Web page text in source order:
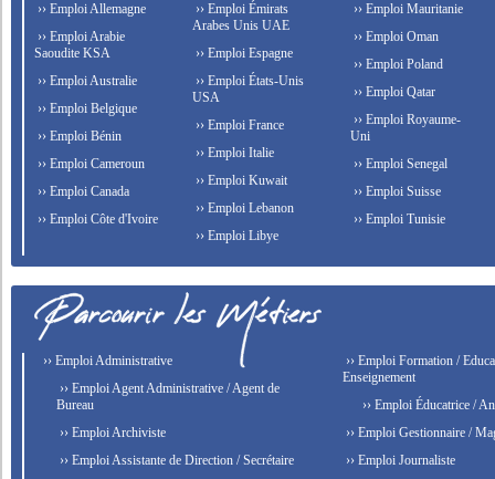
›› Emploi Allemagne
›› Emploi Arabie
Saoudite KSA
›› Emploi Australie
›› Emploi Belgique
›› Emploi Bénin
›› Emploi Cameroun
›› Emploi Canada
›› Emploi Côte d'Ivoire
›› Emploi Émirats
Arabes Unis UAE
›› Emploi Espagne
›› Emploi États-Unis
USA
›› Emploi France
›› Emploi Italie
›› Emploi Kuwait
›› Emploi Lebanon
›› Emploi Libye
›› Emploi Mauritanie
›› Emploi Oman
›› Emploi Poland
›› Emploi Qatar
›› Emploi Royaume-
Uni
›› Emploi Senegal
›› Emploi Suisse
›› Emploi Tunisie
›› Emploi Administrative
›› Emploi Agent Administrative / Agent de
Bureau
›› Emploi Archiviste
›› Emploi Assistante de Direction / Secrétaire
›› Emploi Formation /
Enseignement
›› Emploi Éducatrice /
›› Emploi Gestionnaire /
›› Emploi Journaliste